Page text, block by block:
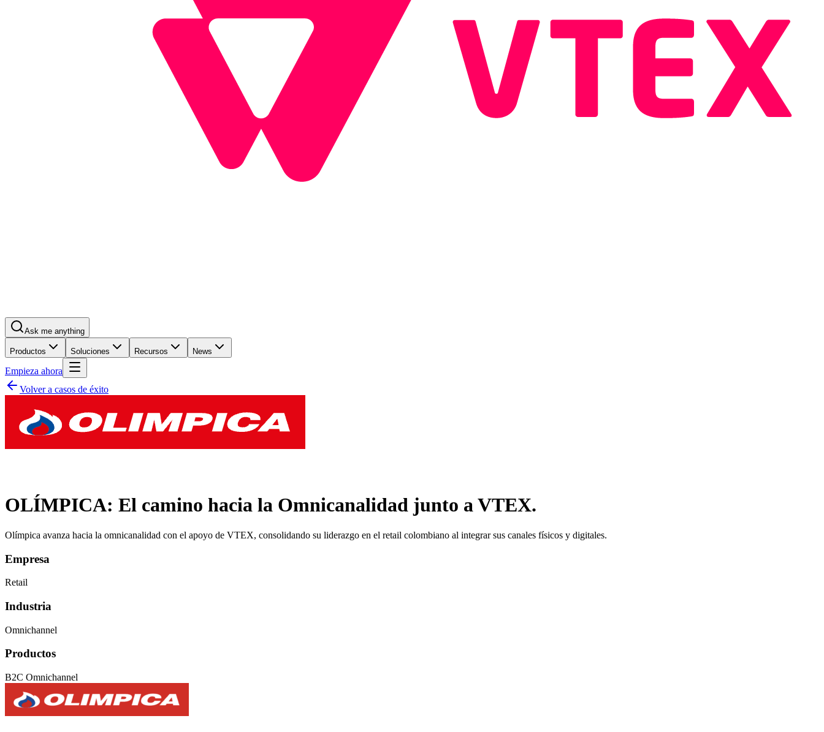
Ask me anything
Productos Soluciones Recursos News
Empieza ahora
Volver a casos de éxito
OLÍMPICA: El camino hacia la Omnicanalidad junto a VTEX.
Olímpica avanza hacia la omnicanalidad con el apoyo de VTEX, consolidando su liderazgo en el retail colombiano al integrar sus canales físicos y digitales.
Empresa
Retail
Industria
Omnichannel
Productos
B2C Omnichannel